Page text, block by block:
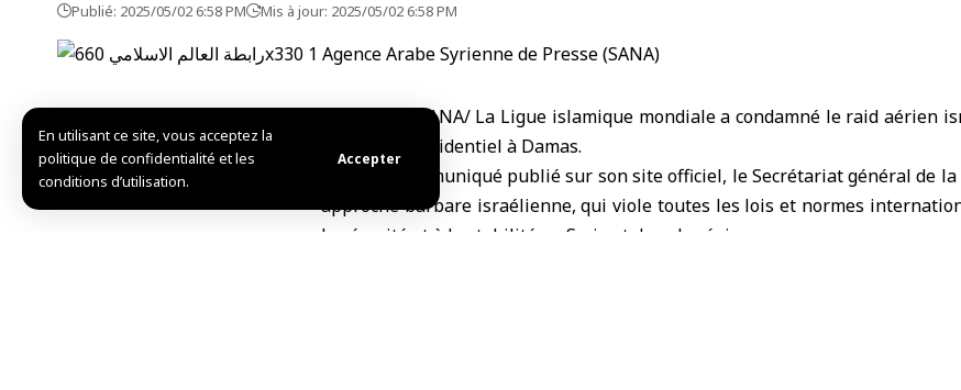
En utilisant ce site, vous acceptez la
politique de confidentialité et les
conditions d’utilisation.
Accepter
Publié: 2025/05/02 6:58 PM Mis à jour: 2025/05/02 6:58 PM
La Mecque-SANA/ La Ligue islamique mondiale a condamné le raid aérien
du palais présidentiel à Damas.
Dans un communiqué publié sur son site officiel, le Secrétariat général de
approche barbare israélienne, qui viole toutes les lois et normes
la sécurité et à la stabilité en Syrie et dans la région.